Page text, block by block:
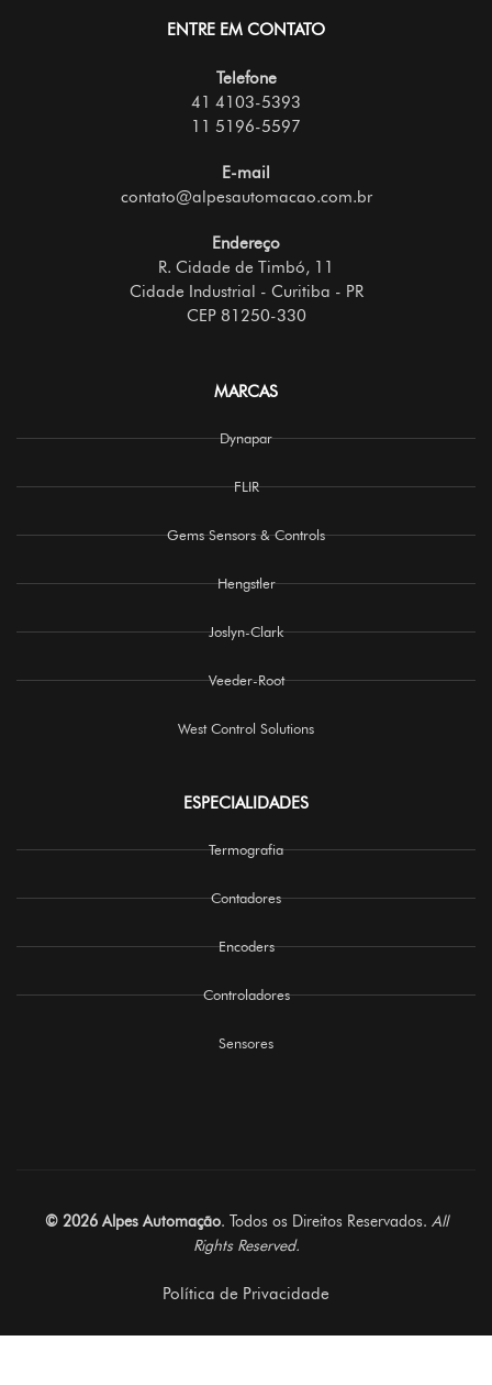
ENTRE EM CONTATO
Telefone
41 4103-5393
11 5196-5597
E-mail
contato@alpesautomacao.com.br
Endereço
R. Cidade de Timbó, 11
Cidade Industrial - Curitiba - PR
CEP 81250-330
MARCAS
Dynapar
FLIR
Gems Sensors & Controls
Hengstler
Joslyn-Clark
Veeder-Root
West Control Solutions
ESPECIALIDADES
Termografia
Contadores
Encoders
Controladores
Sensores
© 2026 Alpes Automação. Todos os Direitos Reservados. All
Rights Reserved.
Política de Privacidade